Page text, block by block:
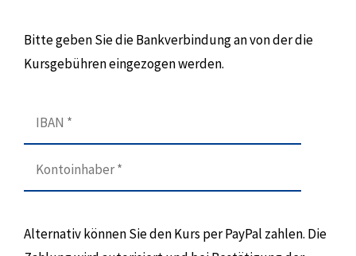
Bitte geben Sie die Bankverbindung an von der die
Kursgebühren eingezogen werden.
Alternativ können Sie den Kurs per PayPal zahlen. Die